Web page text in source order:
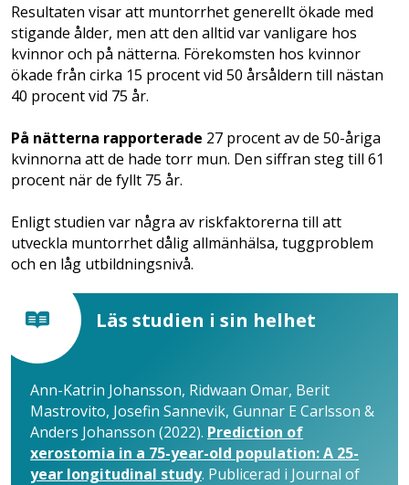
Resultaten visar att muntorrhet generellt ökade med
stigande ålder, men att den alltid var vanligare hos
kvinnor och på nätterna. Förekomsten hos kvinnor
ökade från cirka 15 procent vid 50 årsåldern till nästan
40 procent vid 75 år.
På nätterna rapporterade 27 procent av de 50-åriga
kvinnorna att de hade torr mun. Den siffran steg till 61
procent när de fyllt 75 år.
Enligt studien var några av riskfaktorerna till att
utveckla muntorrhet dålig allmänhälsa, tuggproblem
och en låg utbildningsnivå.
Läs studien i sin helhet
Ann-Katrin Johansson, Ridwaan Omar, Berit
Mastrovito, Josefin Sannevik, Gunnar E Carlsson &
Anders Johansson (2022). Prediction of
xerostomia in a 75-year-old population: A 25-
year longitudinal study. Publicerad i Journal of